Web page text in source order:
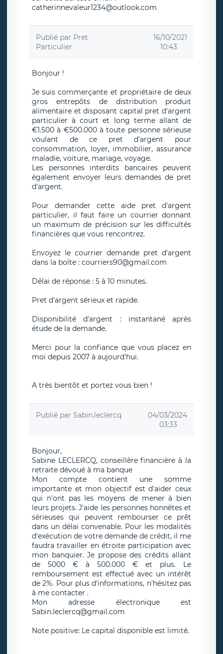
catherinnevaleur1234@outlook.com
Publié par Pret
Particulier
16/10/2021
10:43
Bonjour !
Je suis commerçante et propriétaire de deux
gros entrepôts de distribution produit
alimentaire et disposant capital pret d'argent
particulier à court et long terme allant de
€1.500 à €500.000 à toute personne sérieuse
voulant de ce pret d'argent pour
consommation, loyer, immobilier, assurance
maladie, voiture, mariage, voyage.
Les personnes interdits bancaires peuvent
également envoyer leurs demandes de pret
d'argent.
Pour demander cette aide pret d'argent
particulier, il faut faire un courrier donnant
un maximum de précision sur les difficultés
financières que vous rencontrez.
Envoyez le courrier demande pret d'argent
dans la boîte : courriers90@gmail.com
Délai de réponse : 5 à 10 minutes.
Pret d'argent sérieux et rapide.
Disponibilité d'argent : instantané après
étude de la demande.
Merci pour la confiance que vous placez en
moi depuis 2007 à aujourd'hui.
A très bientôt et portez vous bien !
Publié par Sabin.leclercq
04/03/2024
03:33
Bonjour,
Sabine LECLERCQ, conseillère financière à la
retraite dévoué à ma banque
Mon compte contient une somme
importante et mon objectif est d'aider ceux
qui n'ont pas les moyens de mener à bien
leurs projets. J'aide les personnes honnêtes et
sérieuses qui peuvent rembourser ce prêt
dans un délai convenable. Pour les modalités
d'exécution de votre demande de crédit, il me
faudra travailler en étroite participation avec
mon banquier. Je propose des crédits allant
de 5000 € à 500.000 € et plus. Le
remboursement est effectué avec un intérêt
de 2%. Pour plus d'informations, n'hésitez pas
à me contacter .
Mon adresse électronique est
Sabin.leclercq@gmail.com
Note positive: Le capital disponible est limité.